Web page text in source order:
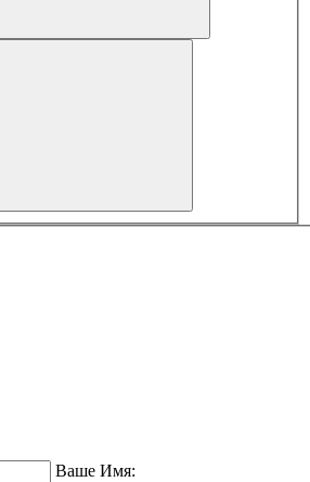
Ваше Имя: